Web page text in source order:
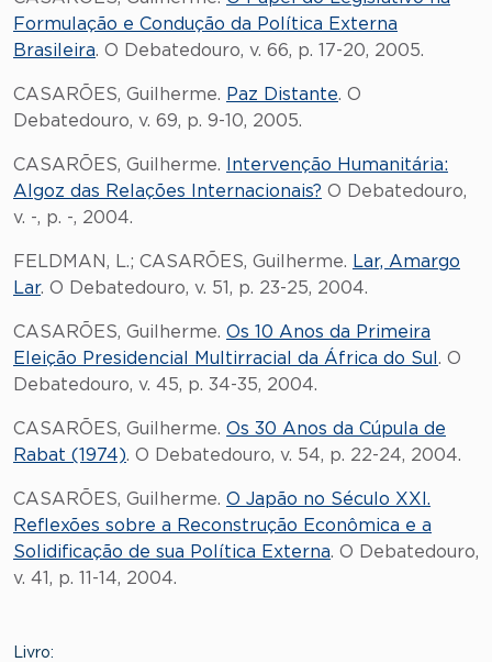
Formulação e Condução da Política Externa
Brasileira. O Debatedouro, v. 66, p. 17-20, 2005.
CASARÕES, Guilherme. Paz Distante. O
Debatedouro, v. 69, p. 9-10, 2005.
CASARÕES, Guilherme.
Intervenção Humanitária:
Algoz das Relações Internacionais? O Debatedouro,
v. -, p. -, 2004.
FELDMAN, L.; CASARÕES, Guilherme. Lar, Amargo
Lar. O Debatedouro, v. 51, p. 23-25, 2004.
CASARÕES, Guilherme. Os 10 Anos da Primeira
Eleição Presidencial Multirracial da África do Sul . O
Debatedouro, v. 45, p. 34-35, 2004.
CASARÕES, Guilherme. Os 30 Anos da Cúpula de
Rabat (1974). O Debatedouro, v. 54, p. 22-24, 2004.
CASARÕES, Guilherme. O Japão no Século XXI.
Reflexões sobre a Reconstrução Econômica e a
Solidificação de sua Política Externa. O Debatedouro,
v. 41, p. 11-14, 2004.
Livro: